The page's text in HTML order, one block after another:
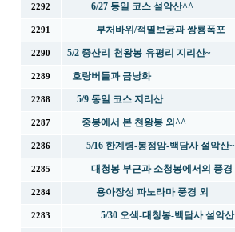
2292 6/27 동일 코스 설악산^^
2291 부처바위/적멸보궁과 쌍룡폭포
2290 5/2 중산리-천왕봉-유평리 지리산~
2289 호랑버들과 금낭화
2288 5/9 동일 코스 지리산
2287 중봉에서 본 천왕봉 외^^
2286 5/16 한계령-봉정암-백담사 설악산~
2285 대청봉 부근과 소청봉에서의 풍경
2284 용아장성 파노라마 풍경 외
2283 5/30 오색-대청봉-백담사 설악산